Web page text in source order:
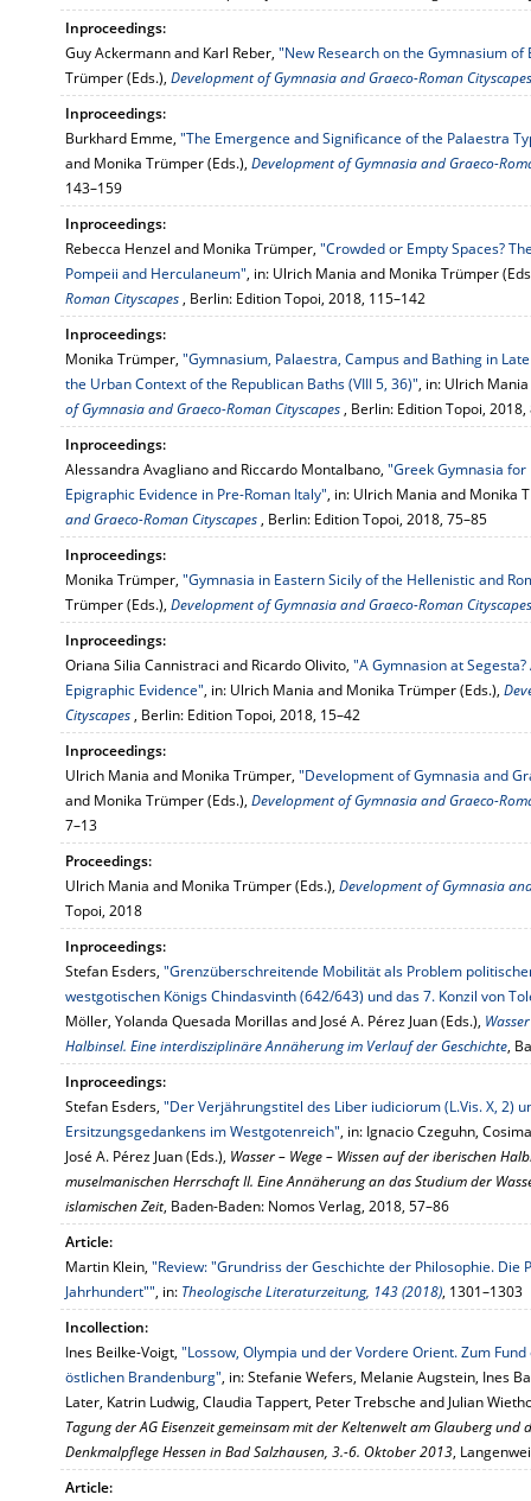
Inproceedings:
Guy Ackermann and Karl Reber, "New Research on the Gymnasium of
Trümper (Eds.), Development of Gymnasia and Graeco-Roman
Inproceedings:
Burkhard Emme, "The Emergence and Significance of the Palaestra
and Monika Trümper (Eds.), Development of Gymnasia and Graeco-
143–159
Inproceedings:
Rebecca Henzel and Monika Trümper, "Crowded or Empty Spaces?
Pompeii and Herculaneum", in: Ulrich Mania and Monika Trümper
Roman Cityscapes, Berlin: Edition Topoi, 2018, 115–142
Inproceedings:
Monika Trümper, "Gymnasium, Palaestra, Campus and Bathing in
the Urban Context of the Republican Baths (VIII 5, 36)", in: Ulrich
of Gymnasia and Graeco-Roman Cityscapes, Berlin: Edition Topoi, 2018,
Inproceedings:
Alessandra Avagliano and Riccardo Montalbano, "Greek Gymnasia
Epigraphic Evidence in Pre-Roman Italy", in: Ulrich Mania and Monika
and Graeco-Roman Cityscapes, Berlin: Edition Topoi, 2018, 75–85
Inproceedings:
Monika Trümper, "Gymnasia in Eastern Sicily of the Hellenistic and
Trümper (Eds.), Development of Gymnasia and Graeco-Roman
Inproceedings:
Oriana Silia Cannistraci and Ricardo Olivito, "A Gymnasion at
Epigraphic Evidence", in: Ulrich Mania and Monika Trümper (Eds.),
Cityscapes, Berlin: Edition Topoi, 2018, 15–42
Inproceedings:
Ulrich Mania and Monika Trümper, "Development of Gymnasia and
and Monika Trümper (Eds.), Development of Gymnasia and Graeco-
7–13
Proceedings:
Ulrich Mania and Monika Trümper (Eds.), Development of Gymnasia
Topoi, 2018
Inproceedings:
Stefan Esders, "Grenzüberschreitende Mobilität als Problem
westgotischen Königs Chindasvinth (642/643) und das 7. Konzil von
Möller, Yolanda Quesada Morillas and José A. Pérez Juan (Eds.),
Halbinsel. Eine interdisziplinäre Annäherung im Verlauf der Geschichte,
Inproceedings:
Stefan Esders, "Der Verjährungstitel des Liber iudiciorum (L.Vis. X, 2)
Ersitzungsgedankens im Westgotenreich", in: Ignacio Czeguhn,
José A. Pérez Juan (Eds.), Wasser – Wege – Wissen auf der iberischen
muselmanischen Herrschaft II. Eine Annäherung an das Studium der
islamischen Zeit, Baden-Baden: Nomos Verlag, 2018, 57–86
Article:
Martin Klein, "Review: "Grundriss der Geschichte der Philosophie. Die
Jahrhundert"", in: Theologische Literaturzeitung, 143 (2018), 1301–1303
Incollection:
Ines Beilke-Voigt, "Lossow, Olympia und der Vordere Orient. Zum
östlichen Brandenburg", in: Stefanie Wefers, Melanie Augstein, Ines
Later, Katrin Ludwig, Claudia Tappert, Peter Trebsche and Julian
Tagung der AG Eisenzeit gemeinsam mit der Keltenwelt am Glauberg und
Denkmalpflege Hessen in Bad Salzhausen, 3.-6. Oktober 2013,
Article: